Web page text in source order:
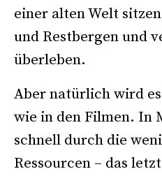
einer alten Welt
und Restbergen und
überleben.
Aber natürlich wird
wie in den Filmen. In
schnell durch die
Ressourcen – das